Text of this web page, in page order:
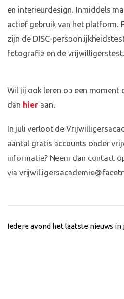
en interieurdesign. Inmiddels
actief gebruik van het platform.
zijn de DISC-
fotografie en de vrijwilligerstest.
Wil jij ook leren op een moment
dan hier aan.
In juli verloot de
aantal gratis accounts onder
informatie? Neem dan contact
via
Iedere avond het laatste nieuws in